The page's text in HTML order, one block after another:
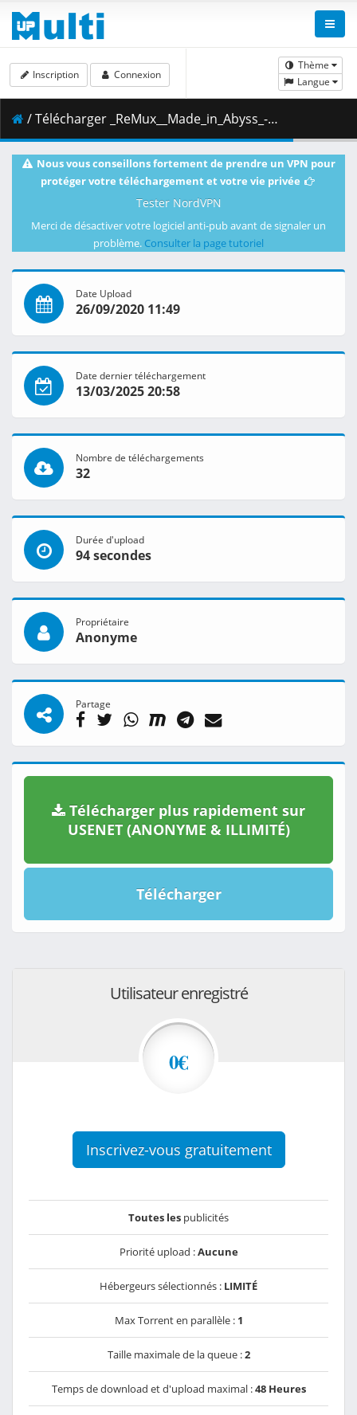
Thème
Langue
Inscription Connexion
/ Télécharger _ReMux__Made_in_Abyss_-_Dawn_of_the_Deep_Soul_BD__1080p__HEVC__FLAC5.1_.mkv.006 ( 447.54 MB )
Nous vous conseillons fortement de prendre un VPN pour
protéger votre téléchargement et votre vie privée
Tester NordVPN
Merci de désactiver votre logiciel anti-pub avant de signaler un
problème. Consulter la page tutoriel
Date Upload
26/09/2020 11:49
Date dernier téléchargement
13/03/2025 20:58
Nombre de téléchargements
32
Durée d'upload
94 secondes
Propriétaire
Anonyme
Partage
Télécharger plus rapidement sur
USENET (ANONYME & ILLIMITÉ)
Télécharger
Utilisateur enregistré
0€
Inscrivez-vous gratuitement
Toutes les publicités
Priorité upload :Aucune
Hébergeurs sélectionnés : LIMITÉ
Max Torrent en parallèle : 1
Taille maximale de la queue :2
Temps de download et d'upload maximal :48 Heures